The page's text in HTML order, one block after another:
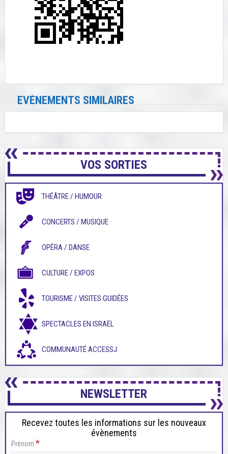
EVÉNEMENTS SIMILAIRES
VOS SORTIES
THÉÂTRE / HUMOUR
CONCERTS / MUSIQUE
OPÉRA / DANSE
CULTURE / EXPOS
TOURISME / VISITES GUIDÉES
SPECTACLES EN ISRAËL
COMMUNAUTÉ ACCESSJ
NEWSLETTER
Recevez toutes les informations sur les nouveaux
évènements
Prénom *